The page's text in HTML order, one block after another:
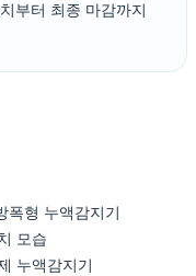
부터 최종 마감까지